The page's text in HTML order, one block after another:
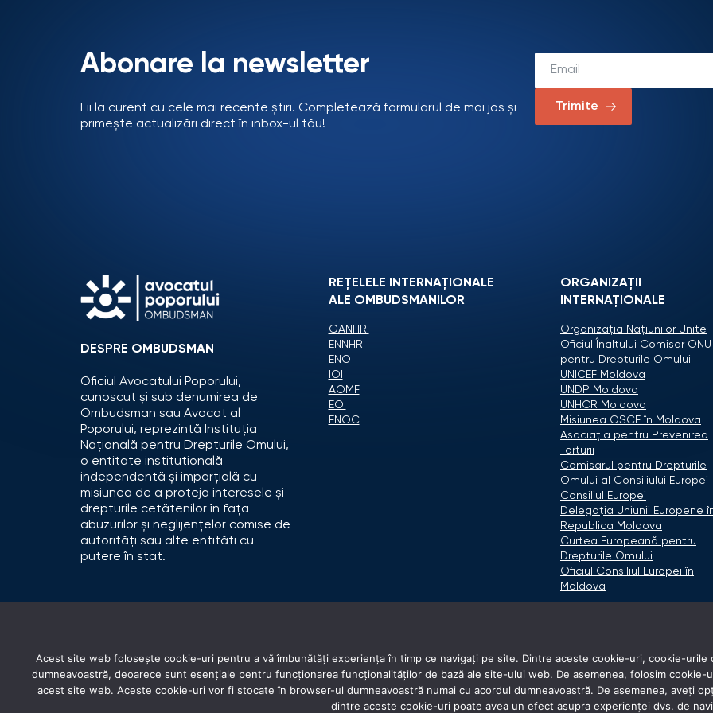
Abonare la newsletter
Fii la curent cu cele mai recente știri. Completează formularul de mai jos și
primește actualizări direct în inbox-ul tău!
Trimite
DESPRE OMBUDSMAN
Oficiul Avocatului Poporului,
cunoscut și sub denumirea de
Ombudsman sau Avocat al
Poporului, reprezintă Instituția
Națională pentru Drepturile Omului,
o entitate instituțională
independentă și imparțială cu
misiunea de a proteja interesele și
drepturile cetățenilor în fața
abuzurilor și neglijențelor comise de
autorități sau alte entități cu
putere în stat.
REȚELELE INTERNAȚIONALE
ALE OMBUDSMANILOR
GANHRI
ENNHRI
ENO
IOI
AOMF
EOI
ENOC
ORGANIZAŢII
INTERNAŢIONALE
Organizaţia Naţiunilor Unite
Oficiul Înaltului Comisar ONU
pentru Drepturile Omului
UNICEF Moldova
UNDP Moldova
UNHCR Moldova
Misiunea OSCE în Moldova
Asociaţia pentru Prevenirea
Torturii
Comisarul pentru Drepturile
Omului al Consiliului Europei
Consiliul Europei
Delegaţia Uniunii Europene
Republica Moldova
Curtea Europeană pentru
Drepturile Omului
Oficiul Consiliul Europei în
Moldova
Acest site web folosește cookie-uri pentru a vă îmbunătăți experiența în timp ce navigați pe site. Dintre aceste cookie-uri, cookie-
dumneavoastră, deoarece sunt esențiale pentru funcționarea funcționalităților de bază ale site-ului web. De asemenea, folosim cookie-
acest site web. Aceste cookie-uri vor fi stocate în browser-ul dumneavoastră numai cu acordul dumneavoastră. De asemenea, aveți
dintre aceste cookie-uri poate avea un efect asupra experienței dvs. de